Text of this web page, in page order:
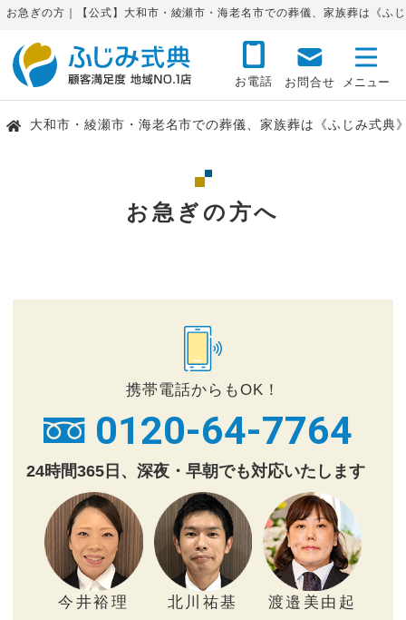
お急ぎの方｜【公式】大和市・綾瀬市・海老名市での葬儀、家族葬は《ふ
お電話 お問合せ
大和市・綾瀬市・海老名市での葬儀、家族葬は《ふじみ式典
お急ぎの方へ
携帯電話からもOK！
0120-64-7764
24時間365日、深夜・早朝でも対応いたします
今井裕理 北川祐基 渡邉美由起